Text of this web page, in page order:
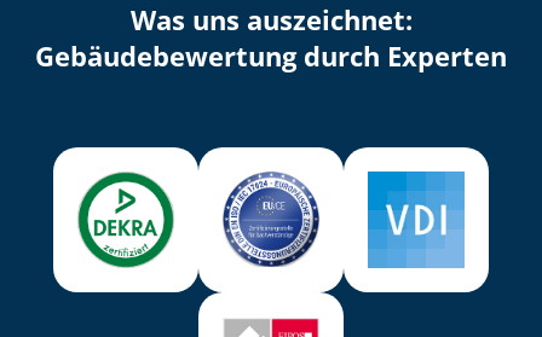
Was uns auszeichnet:
Ge­bäu­de­be­wer­tung durch Experten